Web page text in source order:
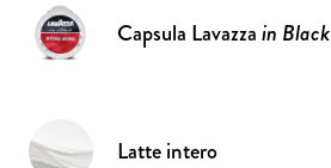
Capsula Lavazzain Black
Latte intero